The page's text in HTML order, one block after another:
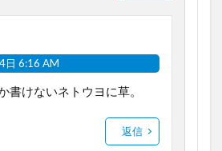
日 6:16 AM
書けないネトウヨに草。
返信